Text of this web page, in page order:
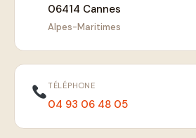
06414 Cannes
Alpes-Maritimes
TÉLÉPHONE
04 93 06 48 05